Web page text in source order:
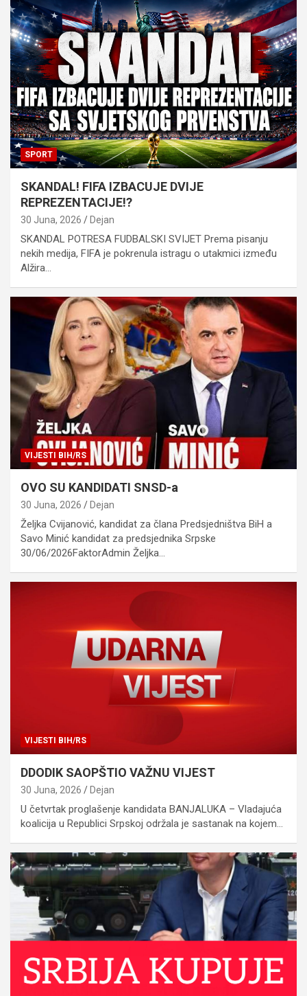
SPORT
SKANDAL! FIFA IZBACUJE DVIJE
REPREZENTACIJE!?
30 Juna, 2026 Dejan
SKANDAL POTRESA FUDBALSKI SVIJET Prema pisanju
nekih medija, FIFA je pokrenula istragu o utakmici između
Alžira…
VIJESTI BIH/RS
OVO SU KANDIDATI SNSD-a
30 Juna, 2026 Dejan
Željka Cvijanović, kandidat za člana Predsjedništva BiH a
Savo Minić kandidat za predsjednika Srpske
30/06/2026FaktorAdmin Željka…
VIJESTI BIH/RS
DDODIK SAOPŠTIO VAŽNU VIJEST
30 Juna, 2026 Dejan
U četvrtak proglašenje kandidata BANJALUKA – Vladajuća
koalicija u Republici Srpskoj održala je sastanak na kojem…